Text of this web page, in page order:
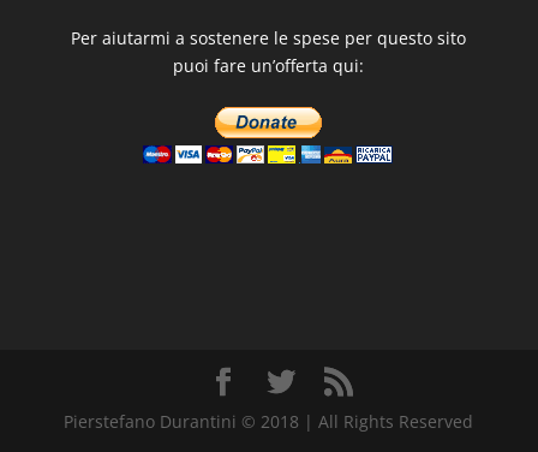
Per aiutarmi a sostenere le spese per questo sito
puoi fare un’offerta qui:
Pierstefano Durantini © 2018 | All Rights Reserved